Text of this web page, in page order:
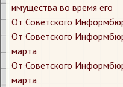
имущества во время его
От Советского
От Советского
марта
От Советского
марта